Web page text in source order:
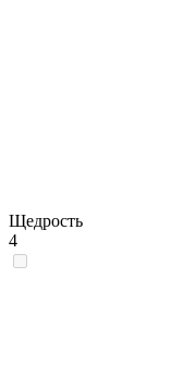
Щедрость
4